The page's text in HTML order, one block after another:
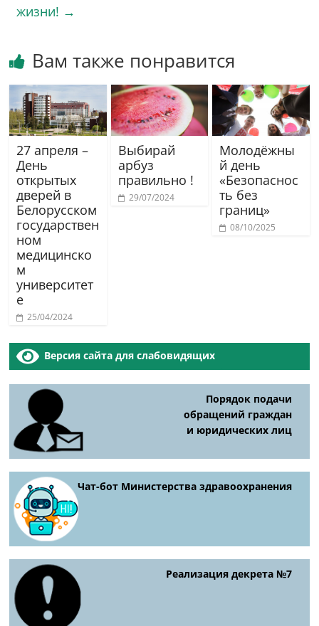
жизни! →
Вам также понравится
27 апреля –
День
открытых
дверей в
Белорусском
государствен
ном
медицинско
м
университет
е
25/04/2024
Выбирай
арбуз
правильно !
29/07/2024
Молодёжны
й день
«Безопаснос
ть без
границ»
08/10/2025
Версия сайта для слабовидящих
Порядок подачи
обращений граждан
и юридических лиц
Чат-бот Министерства здравоохранения
Реализация декрета №7